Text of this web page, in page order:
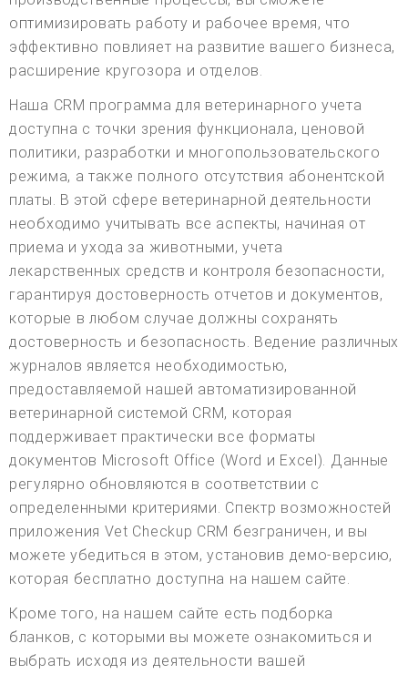
оптимизировать работу и рабочее время, что
эффективно повлияет на развитие вашего бизнеса,
расширение кругозора и отделов.
Наша CRM программа для ветеринарного учета
доступна с точки зрения функционала, ценовой
политики, разработки и многопользовательского
режима, а также полного отсутствия абонентской
платы. В этой сфере ветеринарной деятельности
необходимо учитывать все аспекты, начиная от
приема и ухода за животными, учета
лекарственных средств и контроля безопасности,
гарантируя достоверность отчетов и документов,
которые в любом случае должны сохранять
достоверность и безопасность. Ведение различных
журналов является необходимостью,
предоставляемой нашей автоматизированной
ветеринарной системой CRM, которая
поддерживает практически все форматы
документов Microsoft Office (Word и Excel). Данные
регулярно обновляются в соответствии с
определенными критериями. Спектр возможностей
приложения Vet Checkup CRM безграничен, и вы
можете убедиться в этом, установив демо-версию,
которая бесплатно доступна на нашем сайте.
Кроме того, на нашем сайте есть подборка
бланков, с которыми вы можете ознакомиться и
выбрать исходя из деятельности вашей